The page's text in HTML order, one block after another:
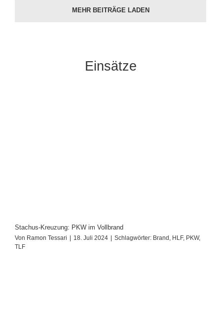
MEHR BEITRÄGE LADEN
Einsätze
Stachus-Kreuzung: PKW im Vollbrand
Von Ramon Tessari 18. Juli 2024 Schlagwörter: Brand , HLF, PKW,
TLF